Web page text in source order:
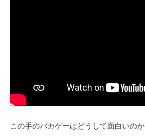
この手のバカゲーはどうして面白いのか